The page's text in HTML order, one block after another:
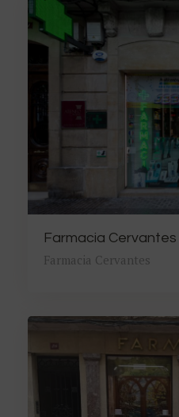
Farmacia Cervantes
Farmacia Cervantes